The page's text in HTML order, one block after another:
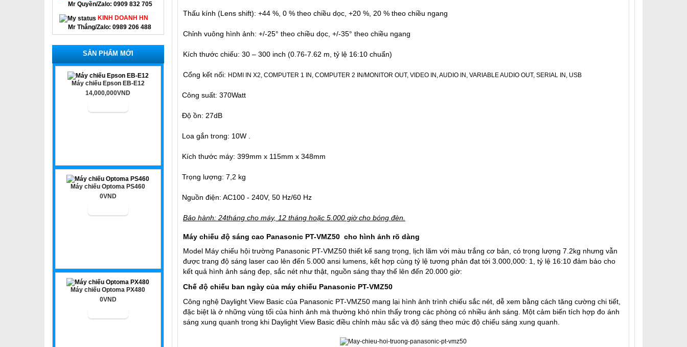
Mr Quyền/Zalo: 0909 832 705
KINH DOANH HN
Mr Thắng/Zalo: 0989 206 488
SẢN PHẨM MỚI
Máy chiếu Epson EB-E12
14,000,000VND
Máy chiếu Optoma PS460
0VND
Máy chiếu Optoma PX480
0VND
Thấu kính (Lens shift): +44 %, 0 % theo chiều dọc, +20 %, 20 % theo chiều ngang
Chỉnh vuông hình ảnh: +/-25° theo chiều dọc, +/-35° theo chiều ngang
Kích thước chiếu: 30 – 300 inch (0.76-7.62 m, tỷ lệ 16:10 chuẩn)
Cổng kết nối: HDMI IN X2, COMPUTER 1 IN, COMPUTER 2 IN/MONITOR OUT, VIDEO IN, AUDIO IN, VARIABLE AUDIO OUT, SERIAL IN, USB
Công suất: 370Watt
Độ ồn: 27dB
Loa gắn trong: 10W .
Kích thước máy: 399mm x 115mm x 348mm
Trọng lượng: 7,2 kg
Nguồn điện: AC100 - 240V, 50 Hz/60 Hz
Bảo hành: 24tháng cho máy, 12 tháng hoặc 5.000 giờ cho bóng đèn.
Máy chiếu độ sáng cao Panasonic PT-VMZ50 cho hình ảnh rõ dàng
Model Máy chiếu hội trường Panasonic PT-VMZ50 thiết kế sang trọng, lịch lãm với màu trắng cơ bản, có trọng lượng 7.2kg nhưng vẫn
được trang độ sáng laser cao lên đến 5.000 ansi lumens, kết hợp cùng tỷ lệ tương phản đạt tới 3.000,000: 1, tỷ lệ 16:10 đảm bảo cho
kết quả hình ảnh sáng đẹp, sắc nét như thật, nguồn sáng thay thế lên đến 20.000 giờ:
Chế độ chiếu ban ngày của máy chiếu Panasonic PT-VMZ50
Công nghệ Daylight View Basic của Panasonic PT-VMZ50 mang lại hình ảnh trình chiếu sắc nét, dễ xem bằng cách tăng cường chi tiết,
đặc biệt là ở những vùng tối của hình ảnh mà thường khó nhìn thấy trong các phòng có nhiều ánh sáng. Một cảm biến tích hợp đo ánh
sáng xung quanh trong khi Daylight View Basic điều chỉnh màu sắc và độ sáng theo mức độ chiếu sáng xung quanh.